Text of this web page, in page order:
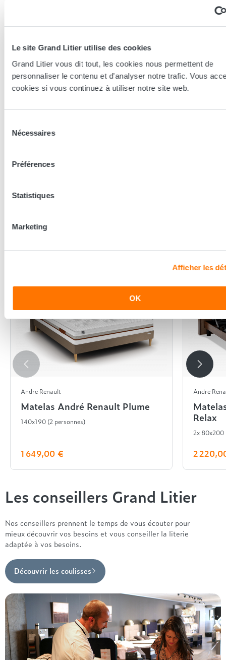
Le site Grand Litier utilise des cookies
Grand Litier vous dit tout, les cookies nous permettent de
personnaliser le contenu et d'analyser notre trafic. Vous
cookies si vous continuez à utiliser notre site web.
Nécessaires
Préférences
Statistiques
Marketing
Afficher les
OK
Nos conseillers spécialistes du bien-être sont à votre disposition
sommeil...
En complément de ce produit
Andre Renault
Matelas André Renault Plume
140x190 (2 personnes)
1 649,00 €
Andre
Relax
2x 80x200
2
Les conseillers Grand Litier
Nos conseillers prennent le temps de vous écouter pour
mieux découvrir vos besoins et vous conseiller la literie
adaptée à vos besoins.
Découvrir les coulisses